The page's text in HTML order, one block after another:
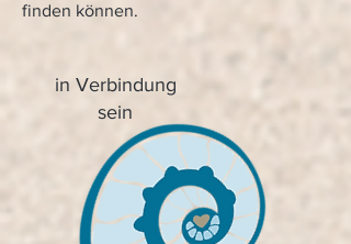
finden können.
in Verbindung
sein